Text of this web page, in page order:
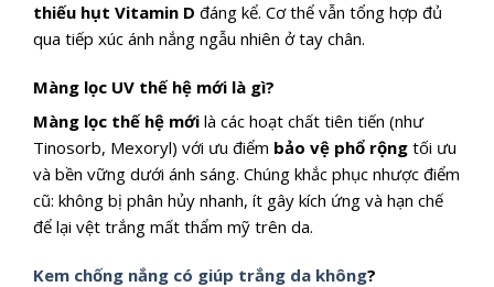
thiếu hụt Vitamin D đáng kể. Cơ thể vẫn tổng hợp đủ
qua tiếp xúc ánh nắng ngẫu nhiên ở tay chân.
Màng lọc UV thế hệ mới là gì?
Màng lọc thế hệ mới là các hoạt chất tiên tiến (như
Tinosorb, Mexoryl) với ưu điểm bảo vệ phổ rộng tối ưu
và bền vững dưới ánh sáng. Chúng khắc phục nhược điểm
cũ: không bị phân hủy nhanh, ít gây kích ứng và hạn chế
để lại vệt trắng mất thẩm mỹ trên da.
Kem chống nắng có giúp trắng da không?